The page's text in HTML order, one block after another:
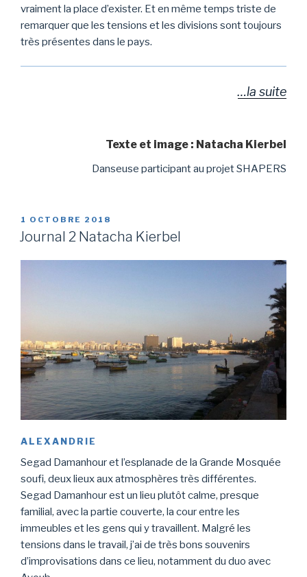
vraiment la place d’exister. Et en même temps triste de
remarquer que les tensions et les divisions sont toujours
très présentes dans le pays.
…la suite
Texte et image : Natacha Kierbel
Danseuse participant au projet SHAPERS
PUBLIÉ
LE
1 OCTOBRE 2018
Journal 2 Natacha Kierbel
ALEXANDRIE
Segad Damanhour et l’esplanade de la Grande Mosquée
soufi, deux lieux aux atmosphères très différentes.
Segad Damanhour est un lieu plutôt calme, presque
familial, avec la partie couverte, la cour entre les
immeubles et les gens qui y travaillent. Malgré les
tensions dans le travail, j’ai de très bons souvenirs
d’improvisations dans ce lieu, notamment du duo avec